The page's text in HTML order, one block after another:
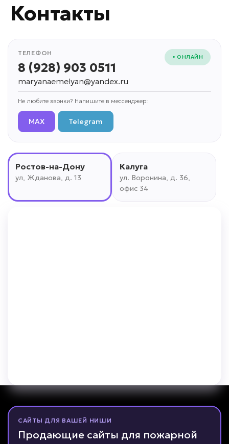
Контакты
ТЕЛЕФОН
8 (928) 903 0511
• ОНЛАЙН
maryanaemelyan@yandex.ru
Не любите звонки? Напишите в мессенджер:
MAX Telegram
Ростов-на-Дону
ул, Жданова, д. 13
Калуга
ул. Воронина, д. 36,
офис 34
САЙТЫ ДЛЯ ВАШЕЙ НИШИ
Продающие сайты для пожарной